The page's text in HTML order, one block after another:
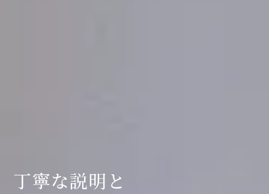
丁寧な説明と